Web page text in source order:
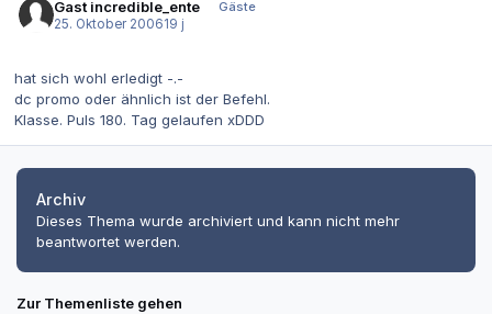
Gast incredible_ente
Gäste
25. Oktober 200619 j
hat sich wohl erledigt -.-
dc promo oder ähnlich ist der Befehl.
Klasse. Puls 180. Tag gelaufen xDDD
Archiv
Dieses Thema wurde archiviert und kann nicht mehr
beantwortet werden.
Zur Themenliste gehen